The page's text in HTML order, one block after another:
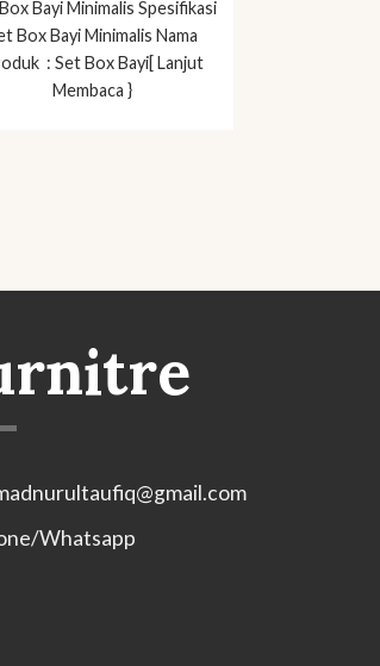
Bayi Minimalis Spesifikasi
Box Bayi Minimalis Nama
: Set Box Bayi[ Lanjut
Membaca }
Whatsapp